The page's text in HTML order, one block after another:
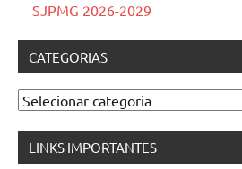
SJPMG 2026-2029
CATEGORIAS
Categorias
LINKS IMPORTANTES